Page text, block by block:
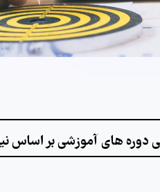
دوره های آموزشی بر اساس